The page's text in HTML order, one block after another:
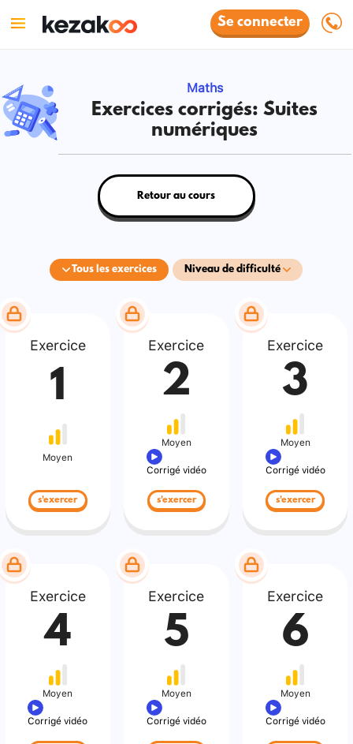
Se connecter
Maths
Exercices corrigés: Suites
numériques
Tous les exercices Niveau de difficulté
Retour au cours
Exercice
1
Moyen
s'exercer
Exercice
2
Moyen
Corrigé vidéo
s'exercer
Exercice
3
Moyen
Corrigé vidéo
s'exercer
Exercice
4
Moyen
Corrigé vidéo
Exercice
5
Moyen
Corrigé vidéo
Exercice
6
Moyen
Corrigé vidéo